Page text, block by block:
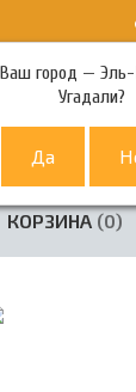
Ваш город —
Угадали?
телефон
80-80
КОРЗИНА 0